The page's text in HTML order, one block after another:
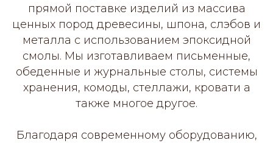
прямой поставке изделий из массива
ценных пород древесины, шпона, слэбов и
металла с использованием эпоксидной
смолы. Мы изготавливаем письменные,
обеденные и журнальные столы, системы
хранения, комоды, стеллажи, кровати а
также многое другое.
Благодаря современному оборудованию,